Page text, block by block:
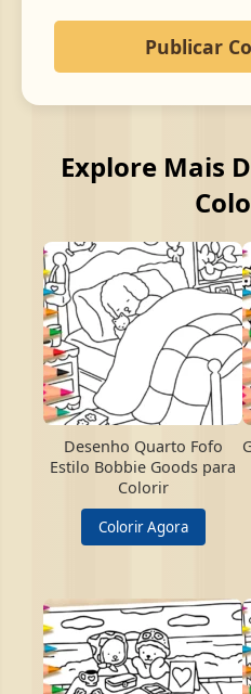
Explore Mais
Desenho Quarto Fofo
Estilo Bobbie Goods para
Colorir
Colorir Agora